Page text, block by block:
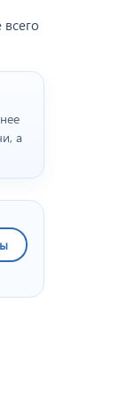
а